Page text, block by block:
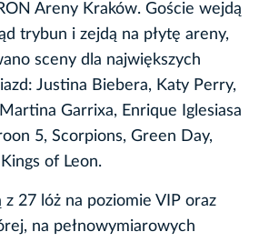
Areny Kraków. Goście wejdą
trybun i zejdą na płytę areny,
sceny dla największych
Justina Biebera, Katy Perry,
Garrixa, Enrique Iglesiasa
5, Scorpions, Green Day,
of Leon.
27 lóż na poziomie VIP oraz
na pełnowymiarowych